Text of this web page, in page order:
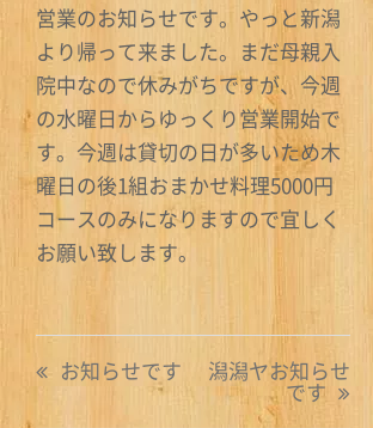
営業のお知らせです。やっと新潟
より帰って来ました。まだ母親入
院中なので休みがちですが、今週
の水曜日からゆっくり営業開始で
す。今週は貸切の日が多いため木
曜日の後1組おまかせ料理5000円
コースのみになりますので宜しく
お願い致します。
投
稿
お知らせです 潟潟ヤお知らせ
です